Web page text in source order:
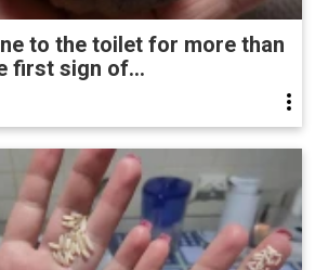
to the toilet for more than
first sign of...